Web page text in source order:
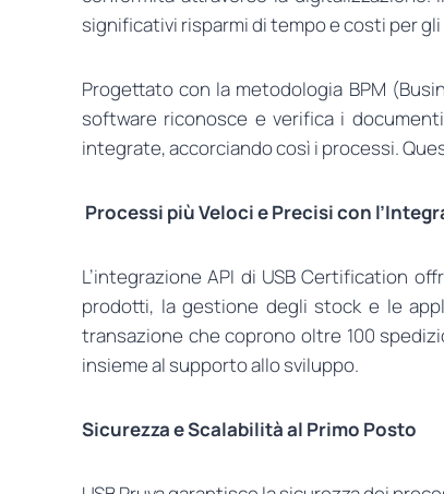
significativi risparmi di tempo e costi per
Progettato con la metodologia BPM
software riconosce e verifica i
integrate, accorciando così i processi.
Processi più Veloci e Precisi con
L’integrazione API di USB Certification
prodotti, la gestione degli stock e le
transazione che coprono oltre 100
insieme al supporto allo sviluppo.
Sicurezza e Scalabilità al Primo Posto